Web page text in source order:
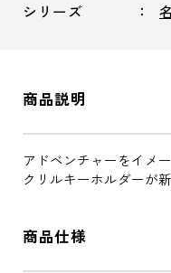
シリーズ
商品説明
アドベンチャーをイメ
クリルキーホルダーが
商品仕様